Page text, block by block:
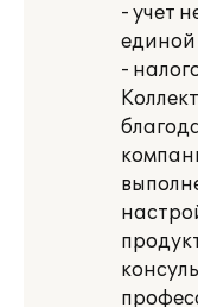
- учет
-